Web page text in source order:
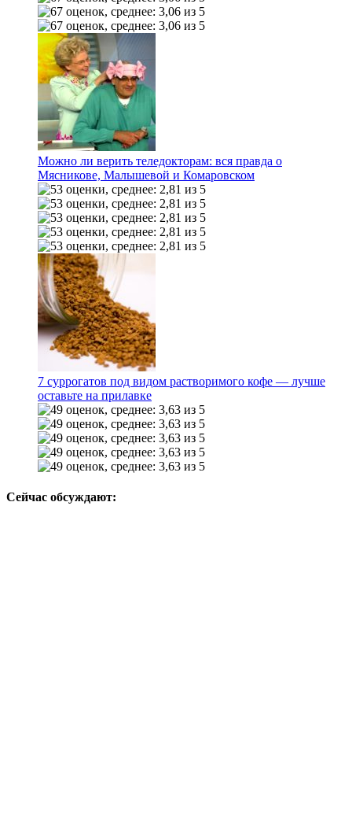
Можно ли верить теледокторам: вся правда о
Мясникове, Малышевой и Комаровском
7 суррогатов под видом растворимого кофе — лучше
оставьте на прилавке
Сейчас обсуждают: